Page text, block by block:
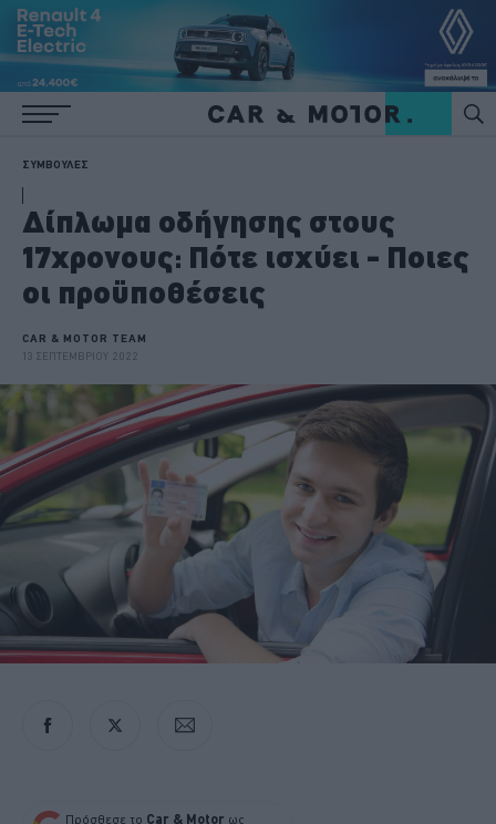
ΣΥΜΒΟΥΛΕΣ
Δίπλωμα οδήγησης στους
17χρονους: Πότε ισχύει - Ποιες
οι προϋποθέσεις
CAR & MOTOR TEAM
13 ΣΕΠΤΕΜΒΡΙΟΥ 2022
Πρόσθεσε το Car & Motor ως